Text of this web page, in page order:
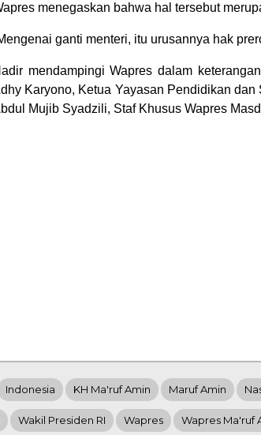
menegaskan bahwa hal tersebut
ganti menteri, itu urusannya hak
mendampingi Wapres dalam
Karyono, Ketua Yayasan Pendidikan dan
Mujib Syadzili, Staf Khusus Wapres
Indonesia KH Ma'ruf Amin Maruf Amin
Wakil Presiden RI Wapres Wapres Ma'ruf